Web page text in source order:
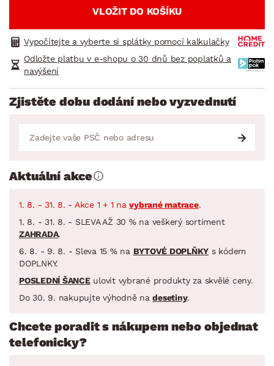
VLOŽIT DO KOŠÍKU
Vypočítejte a vyberte si splátky pomocí kalkulačky
Odložte platbu v e-shopu o 30 dnů bez poplatků a
navýšení
Zjistěte dobu dodání nebo vyzvednutí
Aktuální akce
1. 8. - 31. 8. - Akce 1 + 1 navybrané matrace.
1. 8. - 31. 8. - SLEVA AŽ 30 % na veškerý sortiment
ZAHRADA.
6. 8. - 9. 8. - Sleva 15 % na BYTOVÉ DOPLŇKY s kódem
DOPLNKY.
POSLEDNÍ ŠANCEulovit vybrané produkty za skvělé ceny.
Do 30. 9. nakupujte výhodně nadesetiny.
Chcete poradit s nákupem nebo objednat
telefonicky?